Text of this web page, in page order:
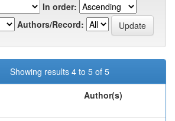
In order:
Authors/Record:
Showing results 4 to 5 of 5
Author(s)